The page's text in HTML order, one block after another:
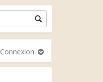
Connexion